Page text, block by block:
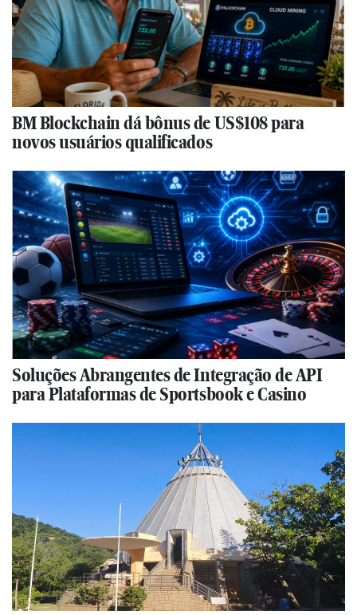
BM Blockchain dá bônus de US$108 para
novos usuários qualificados
Soluções Abrangentes de Integração de API
para Plataformas de Sportsbook e Casino